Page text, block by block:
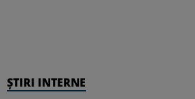
ȘTIRI INTERNE